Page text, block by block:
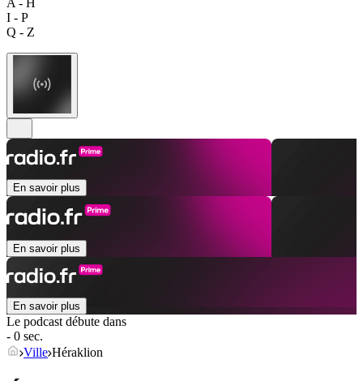
I - P
Q - Z
En savoir plus
En savoir plus
En savoir plus
Le podcast débute dans
- 0 sec.
Ville Héraklion